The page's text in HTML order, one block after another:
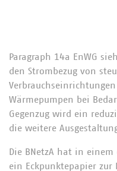
Paragraph 14a EnWG
den Strombezug von
Wärmepumpen bei
Gegenzug wird ein
die weitere
Die BNetzA hat in
ein Eckpunktepapier zur